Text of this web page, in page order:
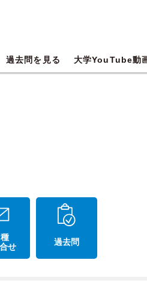
過去問を見る 大学YouTube動
せ
過去問